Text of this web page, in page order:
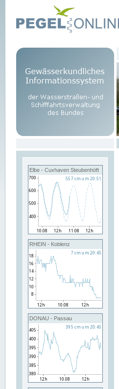
Elbe - Cuxhaven Steubenhöft
RHEIN - Koblenz
DONAU - Passau